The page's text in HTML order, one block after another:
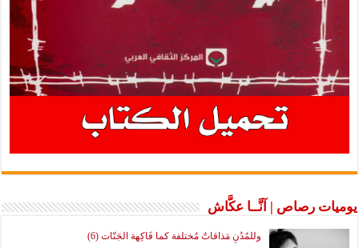
يوميات رصاص | آنَّــا عكَّاش
وللمُدُنِ مَذاقاتٌ مُختلفة كما فَاكِهة الجَنّات (6)